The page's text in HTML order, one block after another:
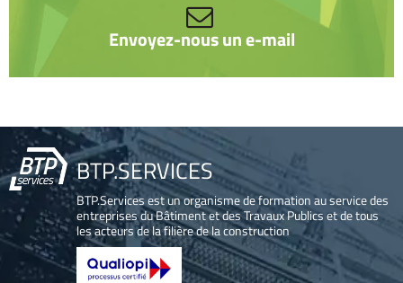
Envoyez-nous un e-mail
BTP.SERVICES
BTP.Services est un organisme de formation au service des
entreprises du Bâtiment et des Travaux Publics et de tous
les acteurs de la filière de la construction